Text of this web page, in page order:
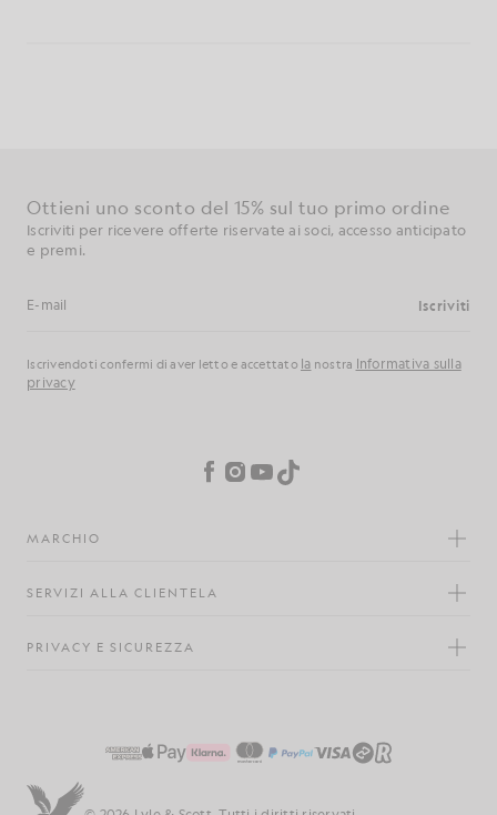
Ottieni uno sconto del 15% sul tuo primo ordine
Iscriviti per ricevere offerte riservate ai soci, accesso anticipato
e premi.
Indirizzo e-mail Iscriviti
Iscrivendoti confermi di aver letto e accettato la nostra Informativa sulla
privacy
Facebook
Instagram
YouTube
TikTok
MARCHIO
SERVIZI ALLA CLIENTELA
PRIVACY E SICUREZZA